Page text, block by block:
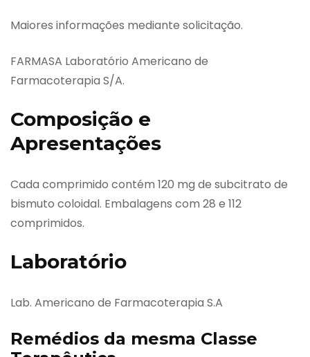
Maiores informações mediante solicitação.
FARMASA Laboratório Americano de
Farmacoterapia S/A.
Composição e
Apresentações
Cada comprimido contém 120 mg de subcitrato de
bismuto coloidal. Embalagens com 28 e 112
comprimidos.
Laboratório
Lab. Americano de Farmacoterapia S.A
Remédios da mesma Classe